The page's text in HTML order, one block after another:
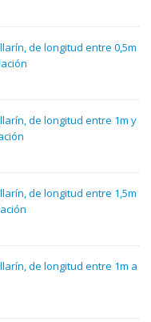
de longitud entre 0,5m
de longitud entre 1m y
de longitud entre 1,5m
de longitud entre 1m a